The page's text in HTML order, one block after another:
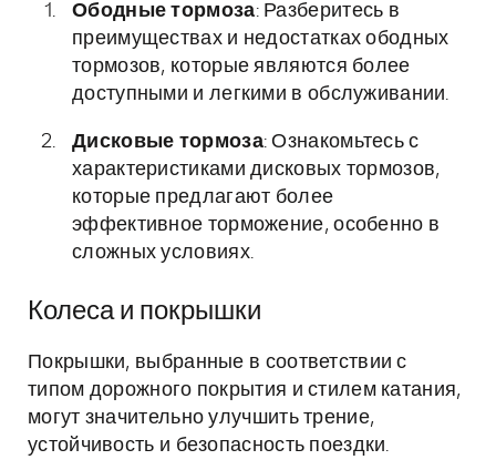
Ободные тормоза: Разберитесь в
преимуществах и недостатках ободных
тормозов, которые являются более
доступными и легкими в обслуживании.
Дисковые тормоза: Ознакомьтесь с
характеристиками дисковых тормозов,
которые предлагают более
эффективное торможение, особенно в
сложных условиях.
Колеса и покрышки
Покрышки, выбранные в соответствии с
типом дорожного покрытия и стилем катания,
могут значительно улучшить трение,
устойчивость и безопасность поездки.